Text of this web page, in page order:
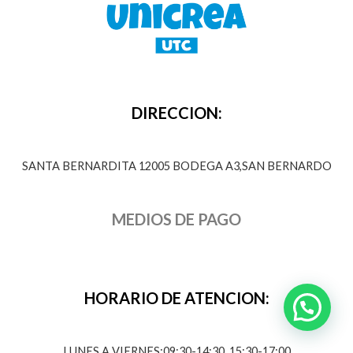
DIRECCION:
SANTA BERNARDITA 12005 BODEGA A3,SAN BERNARDO
MEDIOS DE PAGO
HORARIO DE ATENCION: